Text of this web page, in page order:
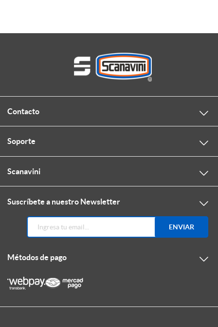
Contacto
Soporte
Scanavini
Suscríbete a nuestro Newsletter
ENVIAR
Métodos de pago